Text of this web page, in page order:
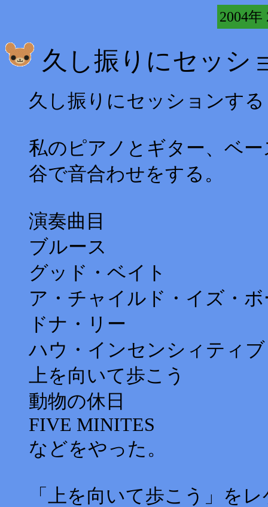
2004年
久し振りにセッシ
久し振りにセッションする
私のピアノとギター、ベ
谷で音合わせをする。
演奏曲目
ブルース
グッド・ベイト
ア・チャイルド・イズ・
ドナ・リー
ハウ・インセンシィティブ
上を向いて歩こう
動物の休日
FIVE MINITES
などをやった。
「上を向いて歩こう」を